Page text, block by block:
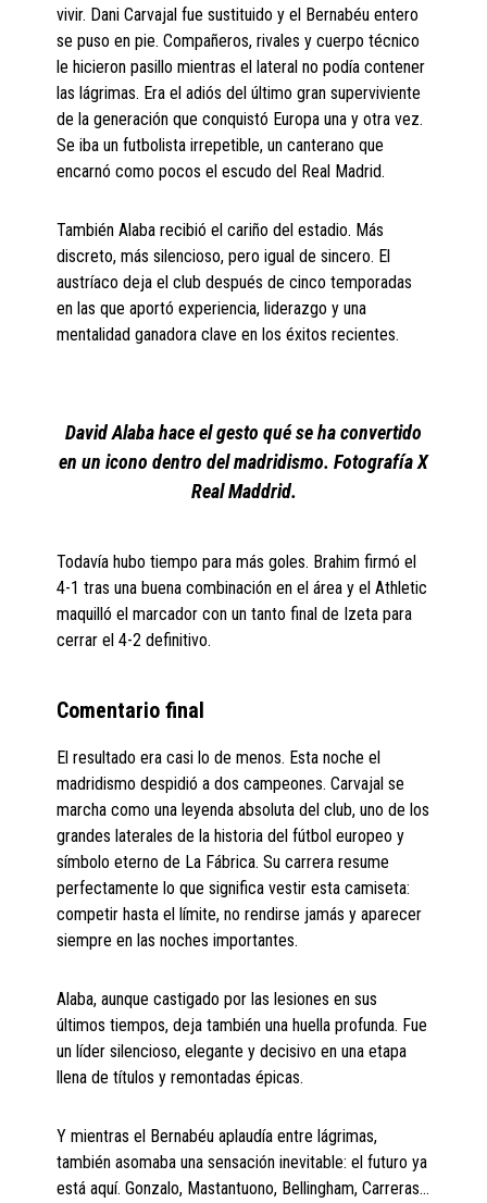
vivir. Dani Carvajal fue sustituido y el Bernabéu entero
se puso en pie. Compañeros, rivales y cuerpo técnico
le hicieron pasillo mientras el lateral no podía contener
las lágrimas. Era el adiós del último gran superviviente
de la generación que conquistó Europa una y otra vez.
Se iba un futbolista irrepetible, un canterano que
encarnó como pocos el escudo del Real Madrid.
También Alaba recibió el cariño del estadio. Más
discreto, más silencioso, pero igual de sincero. El
austríaco deja el club después de cinco temporadas
en las que aportó experiencia, liderazgo y una
mentalidad ganadora clave en los éxitos recientes.
David Alaba hace el gesto qué se ha convertido
en un icono dentro del madridismo. Fotografía X
Real Maddrid.
Todavía hubo tiempo para más goles. Brahim firmó el
4-1 tras una buena combinación en el área y el Athletic
maquilló el marcador con un tanto final de Izeta para
cerrar el 4-2 definitivo.
Comentario final
El resultado era casi lo de menos. Esta noche el
madridismo despidió a dos campeones. Carvajal se
marcha como una leyenda absoluta del club, uno de los
grandes laterales de la historia del fútbol europeo y
símbolo eterno de La Fábrica. Su carrera resume
perfectamente lo que significa vestir esta camiseta:
competir hasta el límite, no rendirse jamás y aparecer
siempre en las noches importantes.
Alaba, aunque castigado por las lesiones en sus
últimos tiempos, deja también una huella profunda. Fue
un líder silencioso, elegante y decisivo en una etapa
llena de títulos y remontadas épicas.
Y mientras el Bernabéu aplaudía entre lágrimas,
también asomaba una sensación inevitable: el futuro ya
está aquí. Gonzalo, Mastantuono, Bellingham, Carreras…